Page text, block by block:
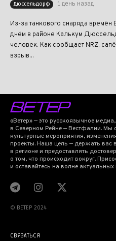
Дюссельдорф 1 день назад
Из-за танкового снаряда
днём в районе Калькум
человек. Как сообщает NRZ,
взрыв...
«Ветер» — это русскоязычное
в Северном Рейне — Вестфалии.
культурные мероприятия,
проекты. Наша цель — держать вас
в регионе и предоставлять
о том, что происходит вокруг.
и оставайтесь на волне актуальных
© BETEP 2024
СВЯЗАТЬСЯ